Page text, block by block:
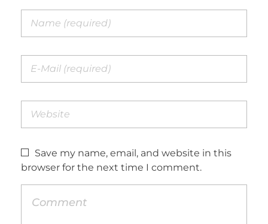
Save my name, email, and website in this
browser for the next time I comment.